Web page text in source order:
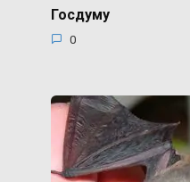
Госдуму
0